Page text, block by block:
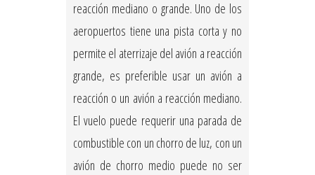
reacción mediano o grande. Uno de los
aeropuertos tiene una pista corta y no
permite el aterrizaje del avión a reacción
grande, es preferible usar un avión a
reacción o un avión a reacción mediano.
El vuelo puede requerir una parada de
combustible con un chorro de luz, con un
avión de chorro medio puede no ser